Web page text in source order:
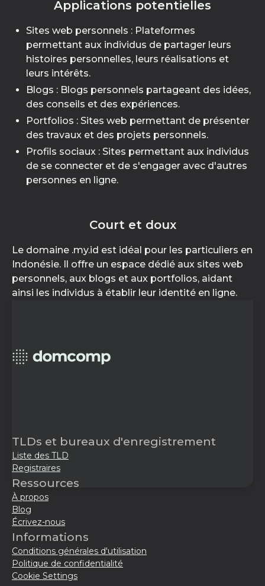
Applications potentielles
Sites web personnels : Plateformes
permettant aux individus de partager leurs
histoires personnelles, leurs réalisations et
leurs intérêts.
Blogs : Blogs personnels partageant des idées,
des conseils et des expériences.
Portfolios : Sites web permettant de présenter
des travaux et des projets personnels.
Profils sociaux : Sites permettant aux individus
de se connecter et de s'engager avec d'autres
personnes en ligne.
Court et doux
Le domaine .my.id est idéal pour les particuliers en
Indonésie. Il offre un espace dédié aux sites web
personnels, aux blogs et aux portfolios, aidant
ainsi les individus à établir leur identité en ligne.
TLDs et bureaux d'enregistrement
Liste des TLD
Registraires
Ressources
À propos
Blog
Écrivez-nous
Informations
Conditions générales d'utilisation
Politique de confidentialité
Cookie Settings